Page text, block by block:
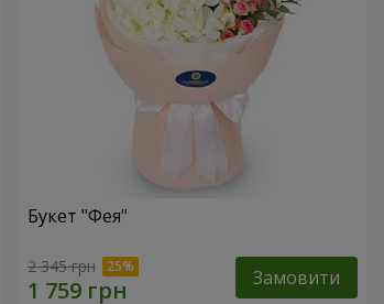
Букет "Фея"
2 345 грн Замовити